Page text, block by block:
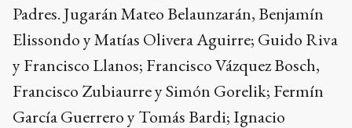
Padres. Jugarán Mateo Belaunzarán, Benjamín
Elissondo y Matías Olivera Aguirre; Guido Riva
y Francisco Llanos; Francisco Vázquez Bosch,
Francisco Zubiaurre y Simón Gorelik; Fermín
García Guerrero y Tomás Bardi; Ignacio